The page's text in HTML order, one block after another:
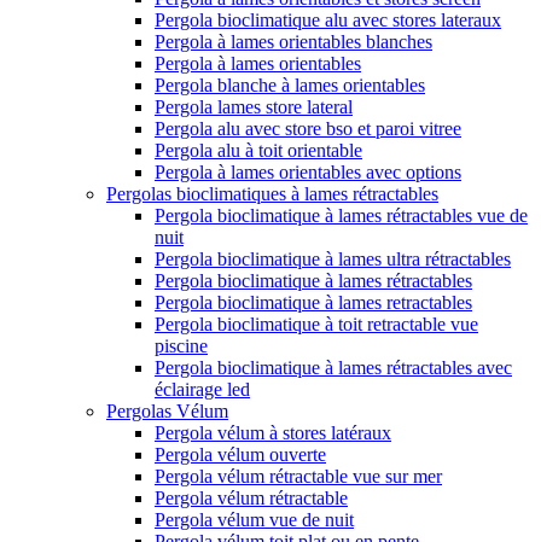
Pergola bioclimatique alu avec stores lateraux
Pergola à lames orientables blanches
Pergola à lames orientables
Pergola blanche à lames orientables
Pergola lames store lateral
Pergola alu avec store bso et paroi vitree
Pergola alu à toit orientable
Pergola à lames orientables avec options
Pergolas bioclimatiques à lames rétractables
Pergola bioclimatique à lames rétractables vue de
nuit
Pergola bioclimatique à lames ultra rétractables
Pergola bioclimatique à lames rétractables
Pergola bioclimatique à lames retractables
Pergola bioclimatique à toit retractable vue
piscine
Pergola bioclimatique à lames rétractables avec
éclairage led
Pergolas Vélum
Pergola vélum à stores latéraux
Pergola vélum ouverte
Pergola vélum rétractable vue sur mer
Pergola vélum rétractable
Pergola vélum vue de nuit